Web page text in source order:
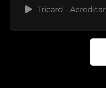
Tricard - Acreditar